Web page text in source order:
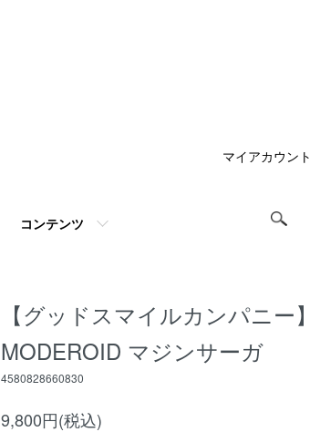
コンテンツ
マイアカウント
【グッドスマイルカンパニー】
MODEROID マジンサーガ
4580828660830
9,800円(税込)